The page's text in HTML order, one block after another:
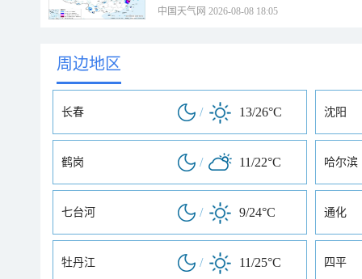
中国天气网 2026-08-08 18:05
周边地区
长春 / 13/26°C 沈阳
鹤岗 / 11/22°C 哈尔滨
七台河 / 9/24°C 通化
牡丹江 / 11/25°C 四平